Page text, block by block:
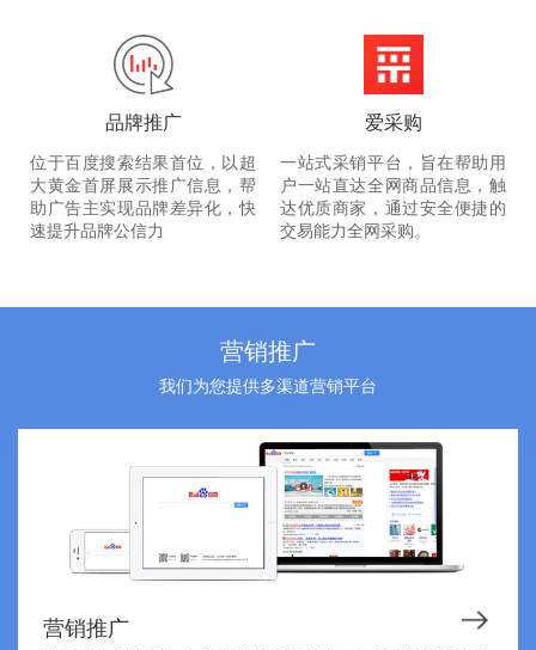
品牌推广
位于百度搜索结果首位，以超
大黄金首屏展示推广信息，帮
助广告主实现品牌差异化，快
速提升品牌公信力
爱采购
一站式采销平台，旨在帮助用
户一站直达全网商品信息，触
达优质商家，通过安全便捷的
交易能力全网采购。
营销推广
我们为您提供多渠道营销平台
营销推广